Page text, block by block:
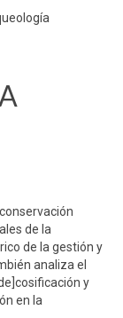
de la
de la gestión y
analiza el
y
en la